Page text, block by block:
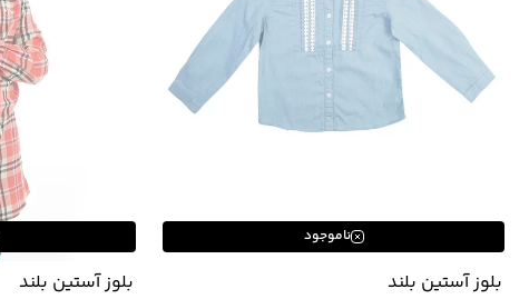
ناموجود
بلوز آستین بلند
بلوز آستین بلند